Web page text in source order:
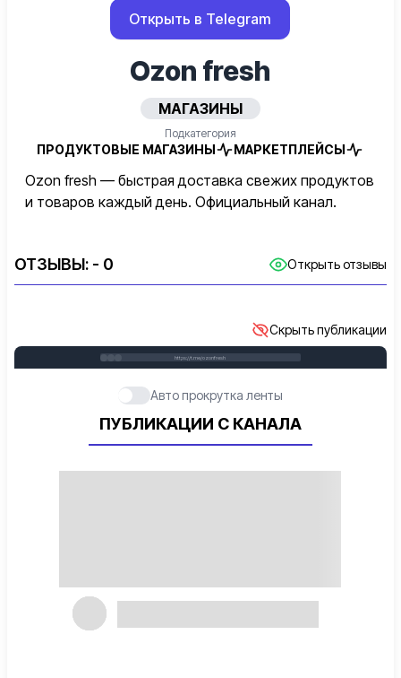
Открыть в Telegram
Ozon fresh
МАГАЗИНЫ
Подкатегория
ПРОДУКТОВЫЕ МАГАЗИНЫ МАРКЕТПЛЕЙСЫ
Ozon fresh — быстрая доставка свежих продуктов
и товаров каждый день. Официальный канал.
ОТЗЫВЫ: - 0 Открыть отзывы
Скрыть публикации
https://t.me/ozonfresh
Авто прокрутка ленты
ПУБЛИКАЦИИ С КАНАЛА